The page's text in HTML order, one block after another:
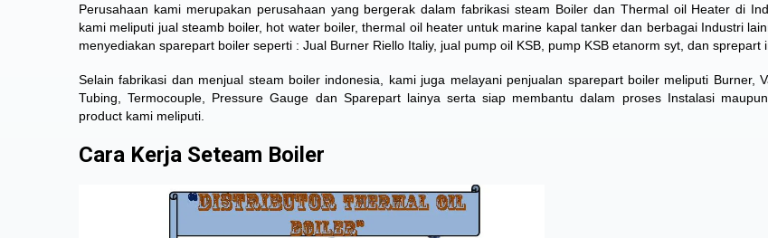
Perusahaan kami merupakan perusahaan yang bergerak dalam fabrikasi steam Boiler dan Thermal oil Heater di
kami meliputi jual steamb boiler, hot water boiler, thermal oil heater untuk marine kapal tanker dan berbagai Industri
menyediakan sparepart boiler seperti : Jual Burner Riello Italiy, jual pump oil KSB, pump KSB etanorm syt, dan sprepart
Selain fabrikasi dan menjual steam boiler indonesia, kami juga melayani penjualan sparepart boiler meliputi Burner,
Tubing, Termocouple, Pressure Gauge dan Sparepart lainya serta siap membantu dalam proses Instalasi maupun
product kami meliputi.
Cara Kerja Seteam Boiler